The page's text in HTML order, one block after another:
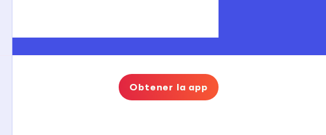
Obtener la app